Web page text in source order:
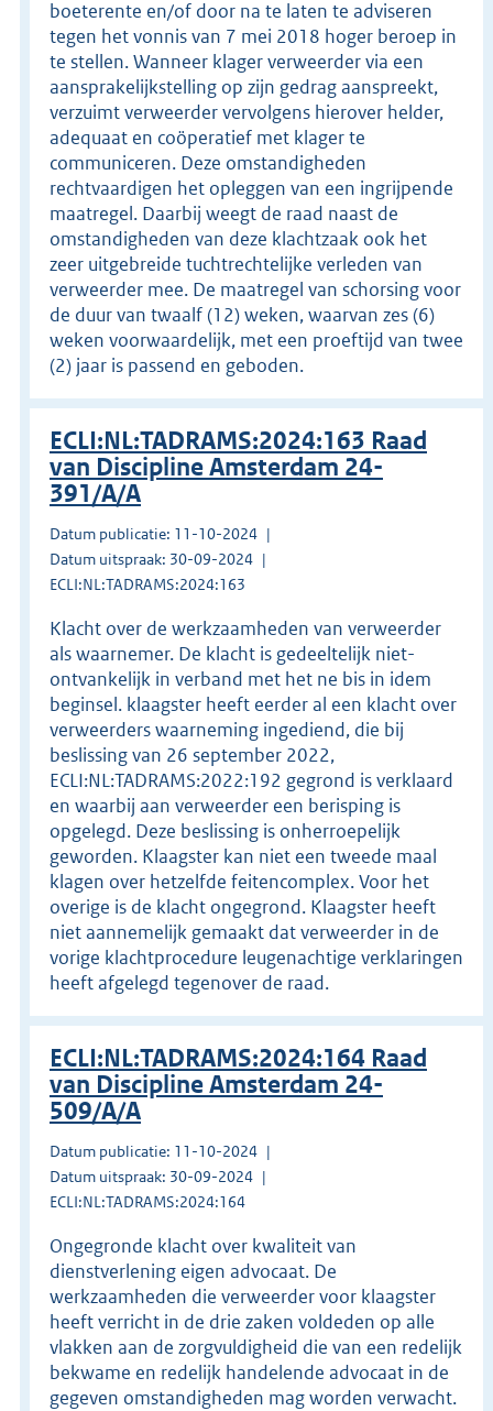
boeterente en/of door na te laten te adviseren
tegen het vonnis van 7 mei 2018 hoger beroep in
te stellen. Wanneer klager verweerder via een
aansprakelijkstelling op zijn gedrag aanspreekt,
verzuimt verweerder vervolgens hierover helder,
adequaat en coöperatief met klager te
communiceren. Deze omstandigheden
rechtvaardigen het opleggen van een ingrijpende
maatregel. Daarbij weegt de raad naast de
omstandigheden van deze klachtzaak ook het
zeer uitgebreide tuchtrechtelijke verleden van
verweerder mee. De maatregel van schorsing voor
de duur van twaalf (12) weken, waarvan zes (6)
weken voorwaardelijk, met een proeftijd van twee
(2) jaar is passend en geboden.
ECLI:NL:TADRAMS:2024:163 Raad
van Discipline Amsterdam 24-
391/A/A
Datum publicatie: 11-10-2024
Datum uitspraak: 30-09-2024
ECLI:NL:TADRAMS:2024:163
Klacht over de werkzaamheden van verweerder
als waarnemer. De klacht is gedeeltelijk niet-
ontvankelijk in verband met het ne bis in idem
beginsel. klaagster heeft eerder al een klacht over
verweerders waarneming ingediend, die bij
beslissing van 26 september 2022,
ECLI:NL:TADRAMS:2022:192 gegrond is verklaard
en waarbij aan verweerder een berisping is
opgelegd. Deze beslissing is onherroepelijk
geworden. Klaagster kan niet een tweede maal
klagen over hetzelfde feitencomplex. Voor het
overige is de klacht ongegrond. Klaagster heeft
niet aannemelijk gemaakt dat verweerder in de
vorige klachtprocedure leugenachtige verklaringen
heeft afgelegd tegenover de raad.
ECLI:NL:TADRAMS:2024:164 Raad
van Discipline Amsterdam 24-
509/A/A
Datum publicatie: 11-10-2024
Datum uitspraak: 30-09-2024
ECLI:NL:TADRAMS:2024:164
Ongegronde klacht over kwaliteit van
dienstverlening eigen advocaat. De
werkzaamheden die verweerder voor klaagster
heeft verricht in de drie zaken voldeden op alle
vlakken aan de zorgvuldigheid die van een redelijk
bekwame en redelijk handelende advocaat in de
gegeven omstandigheden mag worden verwacht.